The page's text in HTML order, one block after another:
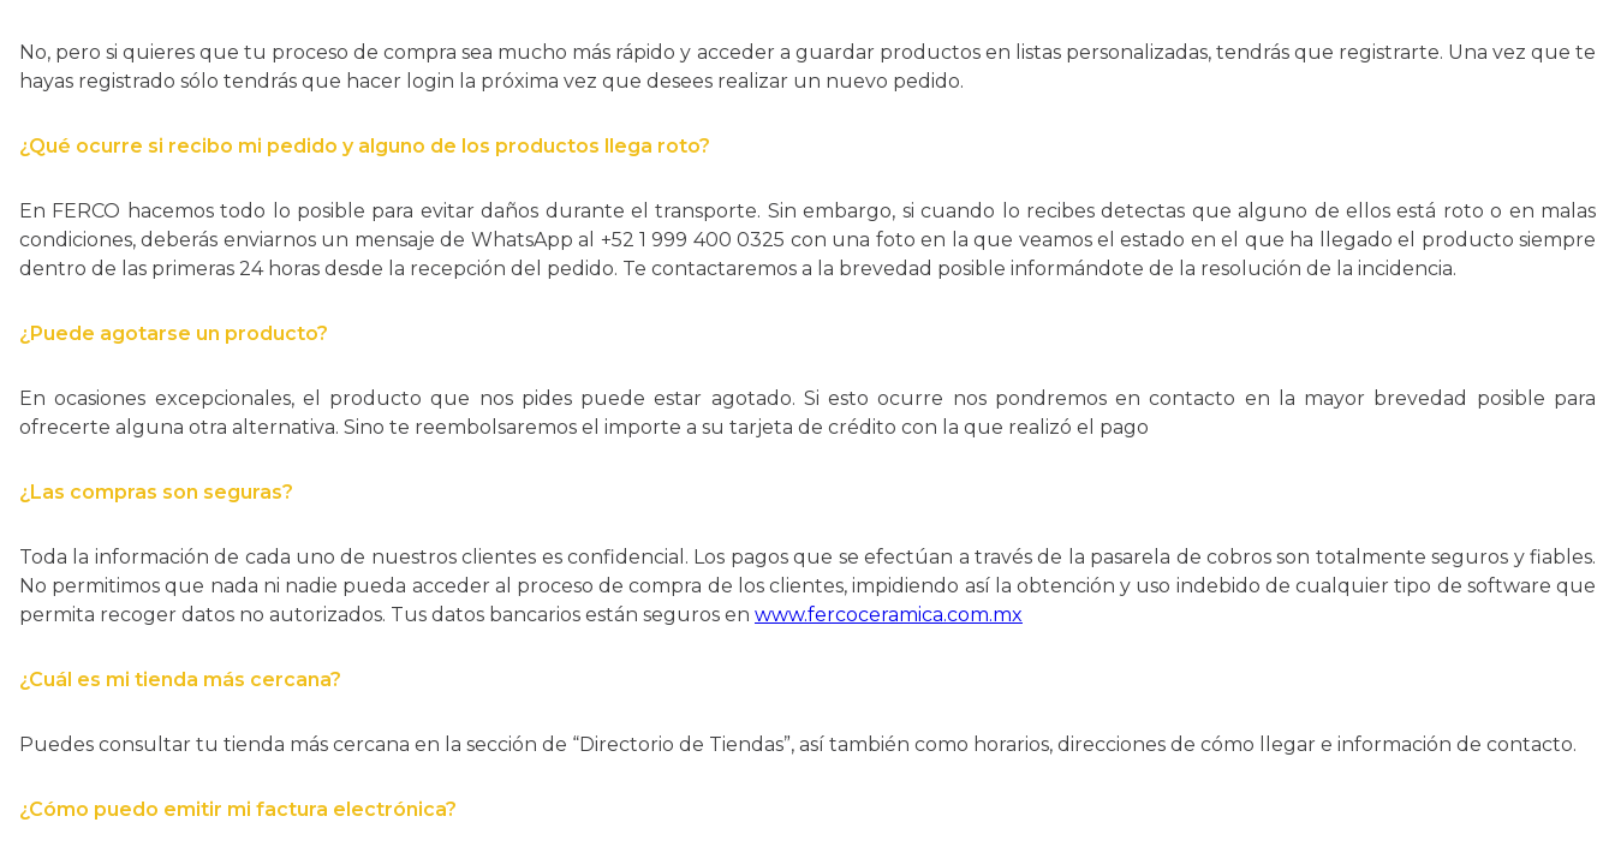
No, pero si quieres que tu proceso de compra sea mucho más rápido y acceder a guardar productos en listas personalizadas, tendrás que registrarte. Una vez que te
hayas registrado sólo tendrás que hacer login la próxima vez que desees realizar un nuevo pedido.
¿Qué ocurre si recibo mi pedido y alguno de los productos llega roto?
En FERCO hacemos todo lo posible para evitar daños durante el transporte. Sin embargo, si cuando lo recibes detectas que alguno de ellos está roto o en malas
condiciones, deberás enviarnos un mensaje de WhatsApp al +52 1 999 400 0325 con una foto en la que veamos el estado en el que ha llegado el producto siempre
dentro de las primeras 24 horas desde la recepción del pedido. Te contactaremos a la brevedad posible informándote de la resolución de la incidencia.
¿Puede agotarse un producto?
En ocasiones excepcionales, el producto que nos pides puede estar agotado. Si esto ocurre nos pondremos en contacto en la mayor brevedad posible para
ofrecerte alguna otra alternativa. Sino te reembolsaremos el importe a su tarjeta de crédito con la que realizó el pago
¿Las compras son seguras?
Toda la información de cada uno de nuestros clientes es confidencial. Los pagos que se efectúan a través de la pasarela de cobros son totalmente seguros y fiables.
No permitimos que nada ni nadie pueda acceder al proceso de compra de los clientes, impidiendo así la obtención y uso indebido de cualquier tipo de software que
permita recoger datos no autorizados. Tus datos bancarios están seguros en www.fercoceramica.com.mx
¿Cuál es mi tienda más cercana?
Puedes consultar tu tienda más cercana en la sección de “Directorio de Tiendas”, así también como horarios, direcciones de cómo llegar e información de contacto.
¿Cómo puedo emitir mi factura electrónica?